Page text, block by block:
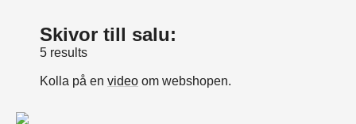
Skivor till salu:
5 results
Kolla på en video om webshopen.